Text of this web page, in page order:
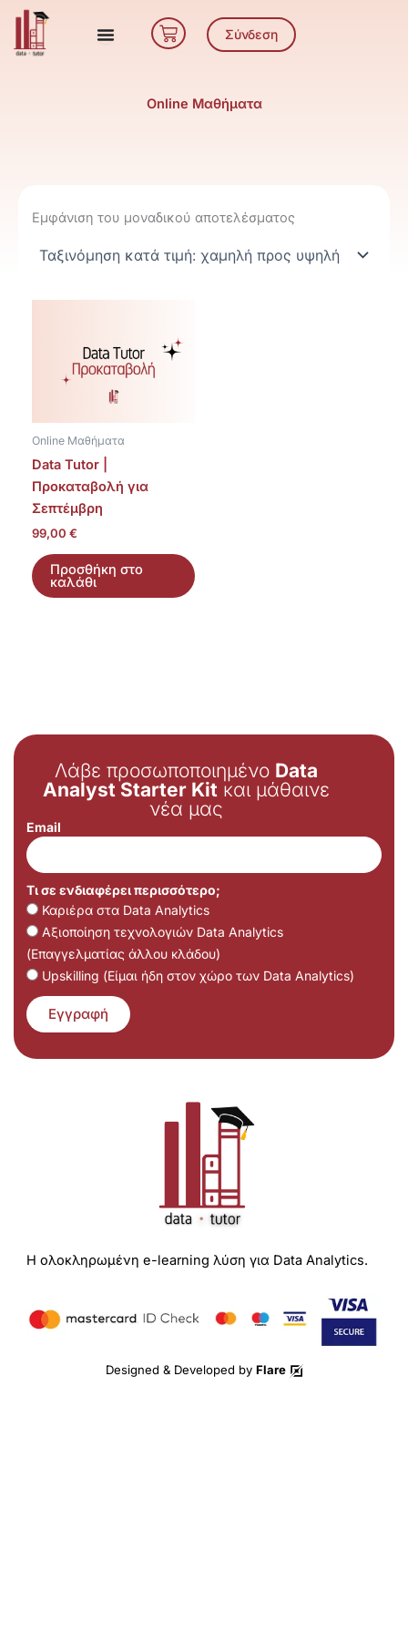
Μετάβαση
περιεχόμενο
Cart Σύνδεση
Online Μαθήματα
Εμφάνιση του μοναδικού αποτελέσματος
Online Μαθήματα
Data Tutor |
Προκαταβολή για
Σεπτέμβρη
99,00 €
Προσθήκη στο
καλάθι
Λάβε προσωποποιημένο Data
Analyst Starter Kit και μάθαινε
νέα μας
Email
Τι σε ενδιαφέρει περισσότερο;
Καριέρα στα Data Analytics
Αξιοποίηση τεχνολογιών Data Analytics
(Επαγγελματίας άλλου κλάδου)
Upskilling (Είμαι ήδη στον χώρο των Data Analytics)
Εγγραφή
Η ολοκληρωμένη e-learning λύση για Data Analytics.
Designed & Developed by Flare